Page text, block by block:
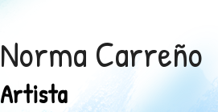
Norma Carreño
Artista